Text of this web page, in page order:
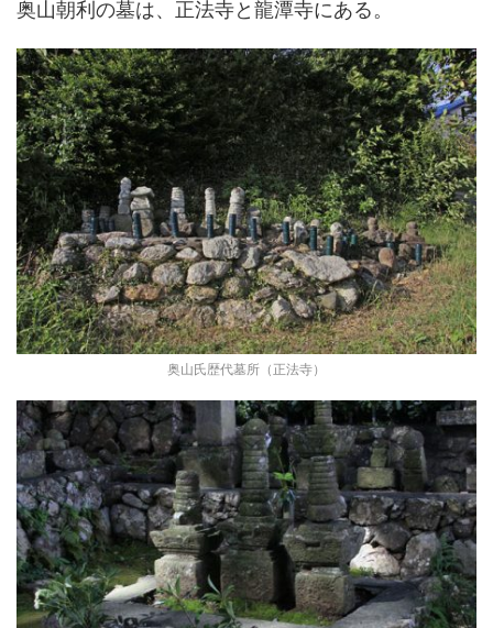
奥山朝利の墓は、正法寺と龍潭寺にある。
奥山氏歴代墓所（正法寺）